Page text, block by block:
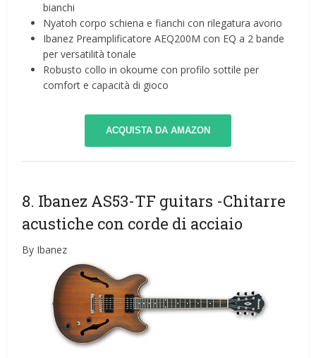
bianchi
Nyatoh corpo schiena e fianchi con rilegatura avorio
Ibanez Preamplificatore AEQ200M con EQ a 2 bande
per versatilità tonale
Robusto collo in okoume con profilo sottile per
comfort e capacità di gioco
ACQUISTA DA AMAZON
8. Ibanez AS53-TF guitars -Chitarre
acustiche con corde di acciaio
By Ibanez